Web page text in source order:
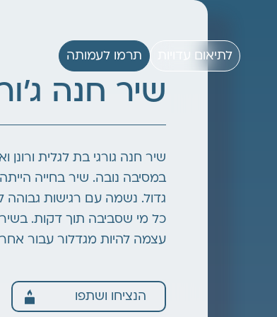
לתיאום עדויות תרמו לעמותה
שיר חנה
במסיבה נובה. שיר בחייה
גדול. נשמה עם רגישות
כל מי שסביבה תוך דקות.
עצמה להיות מגדלור עבור
הנציחו ושתפו